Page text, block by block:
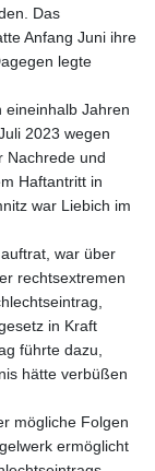
Das
Anfang Juni ihre
legte
eineinhalb Jahren
2023 wegen
Nachrede und
Haftantritt in
war Liebich im
war über
rechtsextremen
in Kraft
führte dazu,
hätte verbüßen
mögliche Folgen
ermöglicht